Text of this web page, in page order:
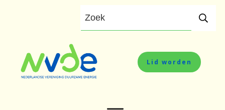
Lid worden